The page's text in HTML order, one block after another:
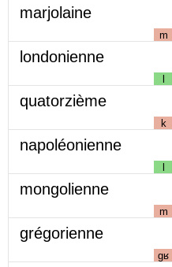
marjolaine
m
londonienne
l
quatorzième
k
napoléonienne
l
mongolienne
m
grégorienne
gʁ